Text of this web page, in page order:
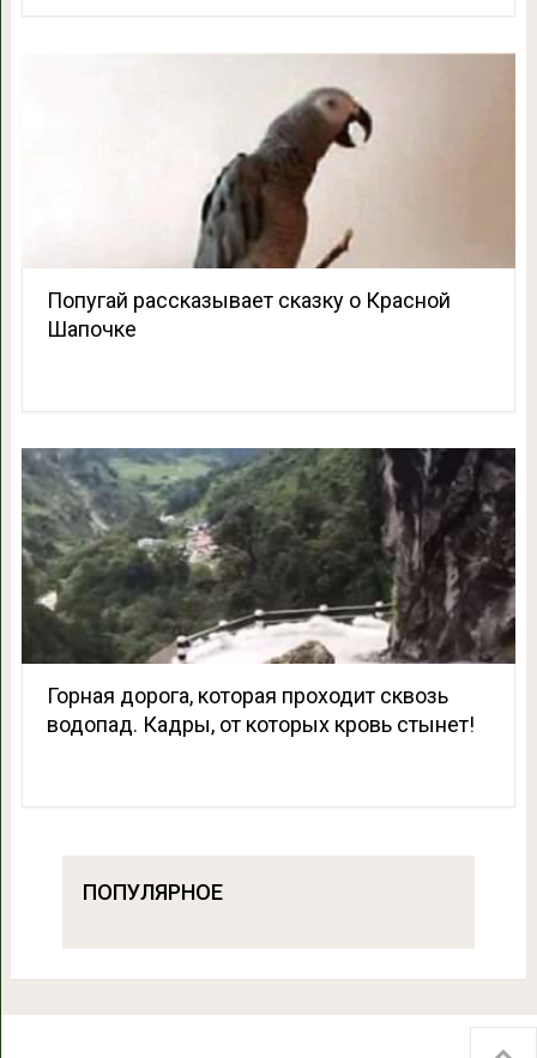
Попугай рассказывает сказку о Красной
Шапочке
Горная дорога, которая проходит сквозь
водопад. Кадры, от которых кровь стынет!
ПОПУЛЯРНОЕ